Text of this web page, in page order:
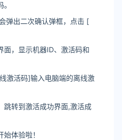
弹出二次确认弹框，点击 [
面，显示机器ID、激活码和
激活码]输入电脑端的离线激
跳转到激活成功界面,激活成
体验啦！